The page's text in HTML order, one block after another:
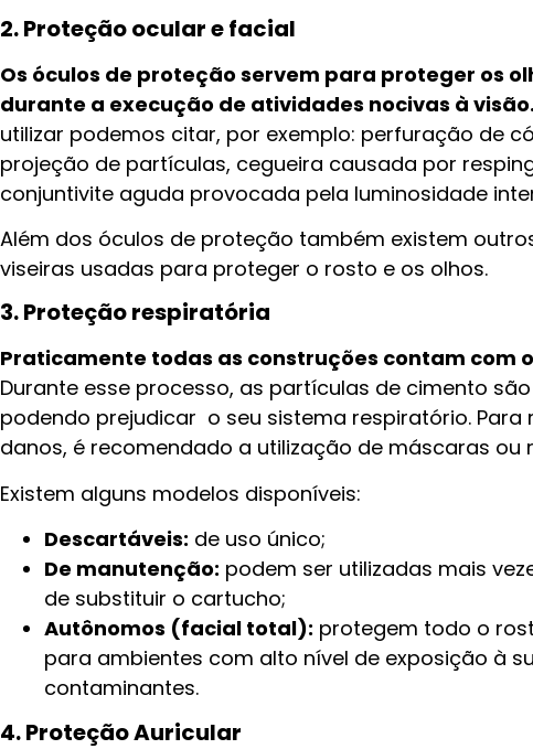
2. Proteção ocular e facial
Os óculos de proteção servem para proteger os
durante a execução de atividades nocivas à visão.
utilizar podemos citar, por exemplo: perfuração de
projeção de partículas, cegueira causada por
conjuntivite aguda provocada pela luminosidade
Além dos óculos de proteção também existem
viseiras usadas para proteger o rosto e os olhos.
3. Proteção respiratória
Praticamente todas as construções contam com
Durante esse processo, as partículas de cimento
podendo prejudicar o seu sistema respiratório. Para
danos, é recomendado a utilização de máscaras ou
Existem alguns modelos disponíveis:
Descartáveis: de uso único;
De manutenção: podem ser utilizadas mais
de substituir o cartucho;
Autônomos (facial total): protegem todo o
para ambientes com alto nível de exposição à
contaminantes.
4. Proteção Auricular